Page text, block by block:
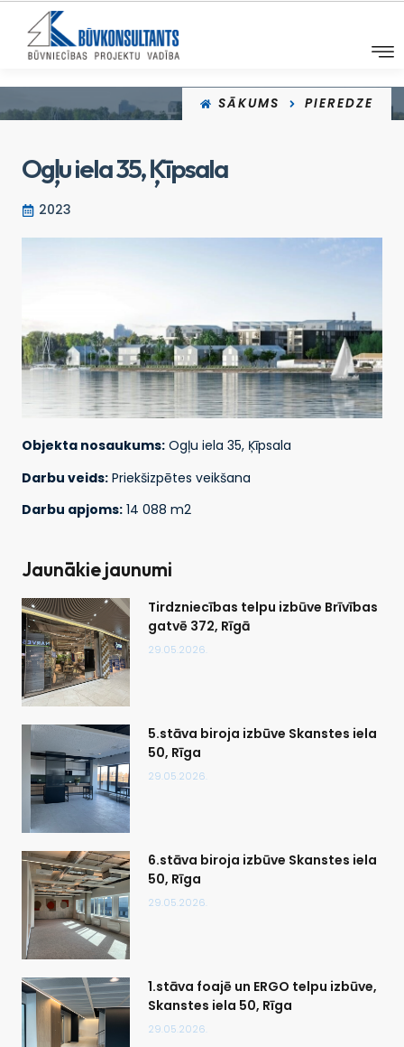
SĀKUMS PIEREDZE
Ogļu iela 35, Ķīpsala
2023
Objekta nosaukums: Ogļu iela 35, Ķīpsala
Darbu veids: Priekšizpētes veikšana
Darbu apjoms: 14 088 m2
Jaunākie jaunumi
Tirdzniecības telpu izbūve Brīvības
gatvē 372, Rīgā
29.05.2026.
5.stāva biroja izbūve Skanstes iela
50, Rīga
29.05.2026.
6.stāva biroja izbūve Skanstes iela
50, Rīga
29.05.2026.
1.stāva foajē un ERGO telpu izbūve,
Skanstes iela 50, Rīga
29.05.2026.